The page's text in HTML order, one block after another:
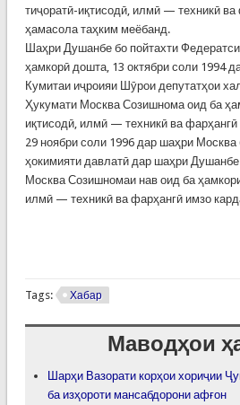
тиҷоратӣ-иқтисодӣ, илмӣ — техникӣ ва
ҳамасола таҳким меёбанд.
Шаҳри Душанбе бо пойтахти
ҳамкорӣ дошта, 13 октябри соли 1994
Кумитаи иҷроияи Шӯрои депутатҳои
Ҳукумати Москва Созишнома оид ба
иқтисодӣ, илмӣ — техникӣ ва фарҳангӣ
29 ноябри соли 1996 дар шаҳри
ҳокимияти давлатӣ дар шаҳри
Москва Созишномаи нав оид ба
илмӣ — техникӣ ва фарҳангӣ имзо
Tags: Хабар
Маводҳои
Шарҳи Вазорати корҳои хориҷии
ба изҳороти мансабдорони афғон